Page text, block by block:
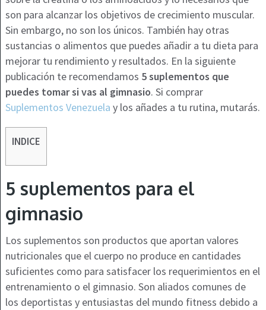
son para alcanzar los objetivos de crecimiento muscular.
Sin embargo, no son los únicos. También hay otras
sustancias o alimentos que puedes añadir a tu dieta para
mejorar tu rendimiento y resultados. En la siguiente
publicación te recomendamos 5 suplementos que
puedes tomar si vas al gimnasio. Si comprar
Suplementos Venezuela y los añades a tu rutina, mutarás.
INDICE
5 suplementos para el
gimnasio
Los suplementos son productos que aportan valores
nutricionales que el cuerpo no produce en cantidades
suficientes como para satisfacer los requerimientos en el
entrenamiento o el gimnasio. Son aliados comunes de
los deportistas y entusiastas del mundo fitness debido a